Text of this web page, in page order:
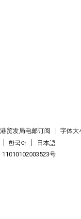
贸发局电邮订阅
字体大
한국어
日本語
号